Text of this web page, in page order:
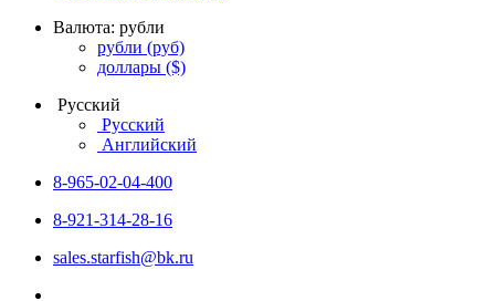
Валюта: рубли
рубли (руб)
доллары ($)
Русский
Русский
Английский
8-965-02-04-400
8-921-314-28-16
sales.starfish@bk.ru